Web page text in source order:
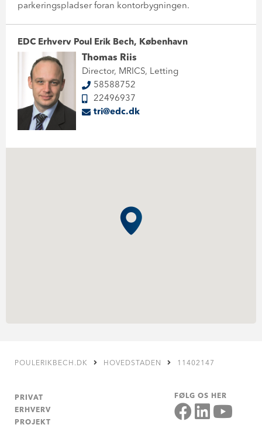
parkeringspladser foran kontorbygningen.
EDC Erhverv Poul Erik Bech, København
Thomas Riis
Director, MRICS, Letting
58588752
22496937
tri@edc.dk
POULERIKBECH.DK HOVEDSTADEN 11402147
PRIVAT
ERHVERV
PROJEKT
FØLG OS HER